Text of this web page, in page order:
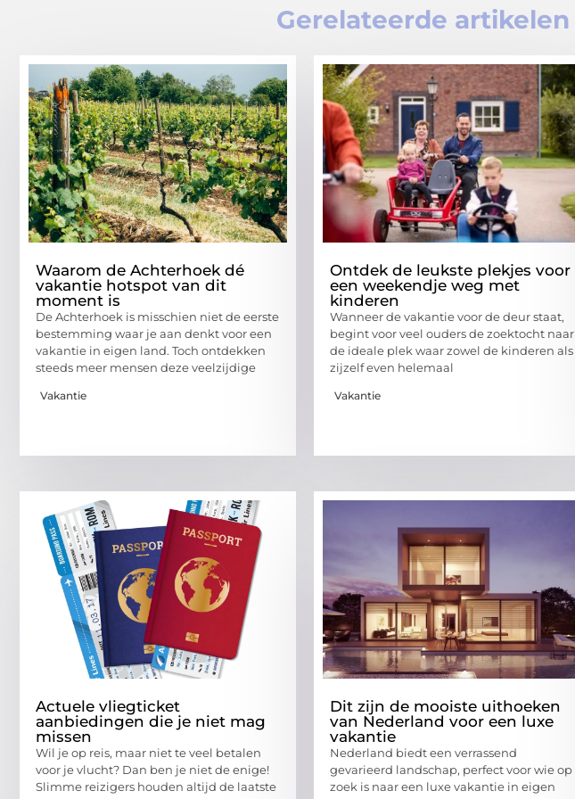
Gerelateerde artikelen
Waarom de Achterhoek dé
vakantie hotspot van dit
moment is
De Achterhoek is misschien niet de eerste
bestemming waar je aan denkt voor een
vakantie in eigen land. Toch ontdekken
steeds meer mensen deze veelzijdige
Vakantie
Ontdek de leukste plekjes voor
een weekendje weg met
kinderen
Wanneer de vakantie voor de deur staat,
begint voor veel ouders de zoektocht naar
de ideale plek waar zowel de kinderen als
zijzelf even helemaal
Vakantie
Actuele vliegticket
aanbiedingen die je niet mag
missen
Wil je op reis, maar niet te veel betalen
voor je vlucht? Dan ben je niet de enige!
Slimme reizigers houden altijd de laatste
Dit zijn de mooiste uithoeken
van Nederland voor een luxe
vakantie
Nederland biedt een verrassend
gevarieerd landschap, perfect voor wie op
zoek is naar een luxe vakantie in eigen